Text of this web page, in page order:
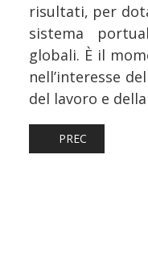
risultati, per
sistema
globali. È il
nell’interesse
del lavoro e
ARTICOLO
PREC